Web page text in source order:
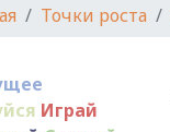
Точки роста
Играй